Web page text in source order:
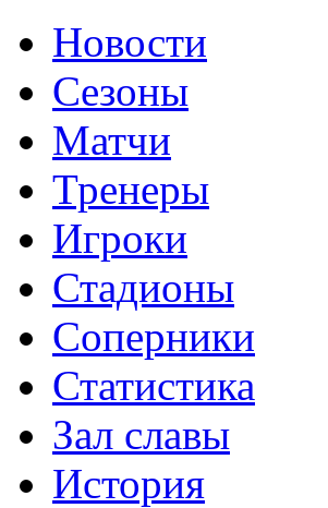
Новости
Сезоны
Матчи
Тренеры
Игроки
Стадионы
Соперники
Статистика
Зал славы
История